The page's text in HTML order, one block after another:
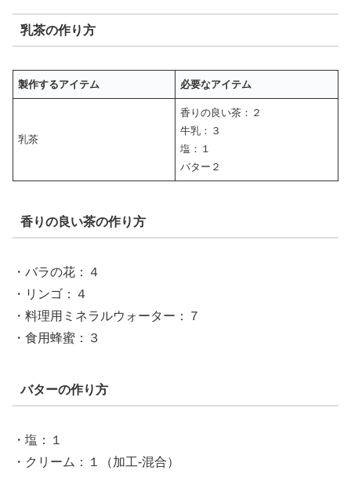
乳茶の作り方
製作するアイテム 必要なアイテム
乳茶
香りの良い茶：２
牛乳：３
塩：１
バター２
香りの良い茶の作り方
・バラの花：４
・リンゴ：４
・料理用ミネラルウォーター：７
・食用蜂蜜：３
バターの作り方
・塩：１
・クリーム：１（加工‐混合）